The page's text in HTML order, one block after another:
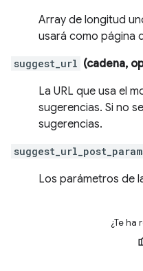
Array de longitud
usará como página
suggest_url (cadena,
La URL que usa el
sugerencias. Si no
sugerencias.
Los parámetros de
¿Te ha